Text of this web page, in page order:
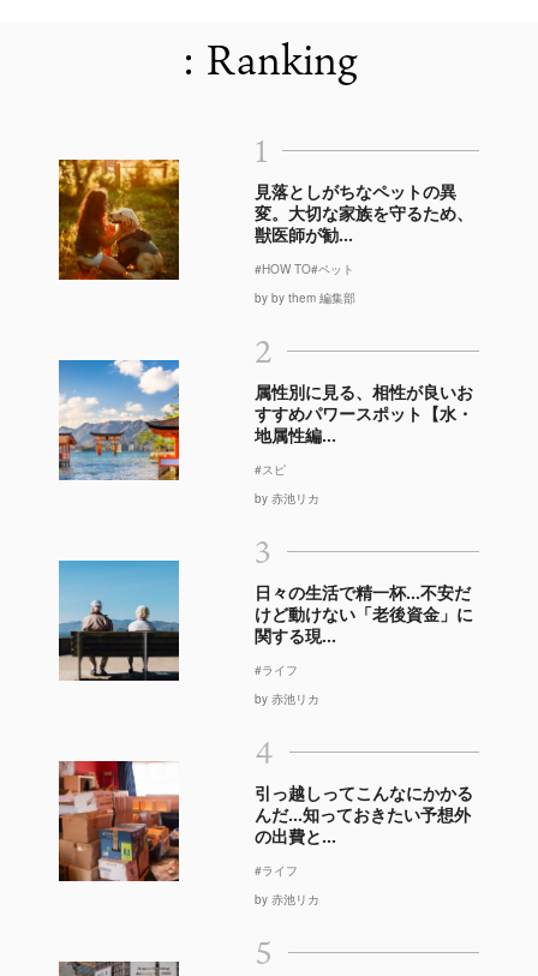
: Ranking
1
見落としがちなペットの異
変。大切な家族を守るため、
獣医師が勧...
#HOW TO#ペット
by by them 編集部
2
属性別に見る、相性が良いお
すすめパワースポット【水・
地属性編...
#スピ
by 赤池リカ
3
日々の生活で精一杯…不安だ
けど動けない「老後資金」に
関する現...
#ライフ
by 赤池リカ
4
引っ越しってこんなにかかる
んだ…知っておきたい予想外
の出費と...
#ライフ
by 赤池リカ
5